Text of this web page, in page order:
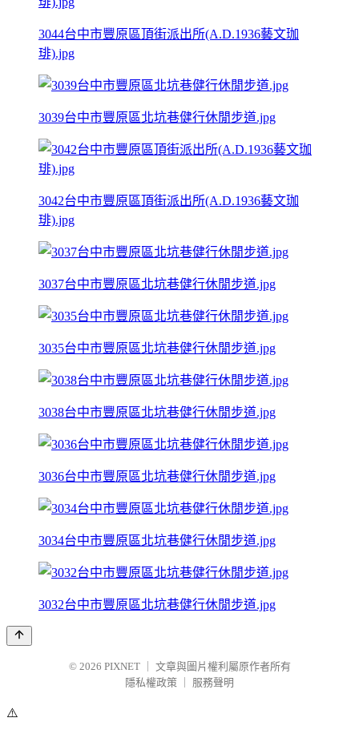
3044台中市豐原區頂街派出所(A.D.1936藝文珈
琲).jpg
3039台中市豐原區北坑巷健行休閒步道.jpg
3042台中市豐原區頂街派出所(A.D.1936藝文珈
琲).jpg
3037台中市豐原區北坑巷健行休閒步道.jpg
3035台中市豐原區北坑巷健行休閒步道.jpg
3038台中市豐原區北坑巷健行休閒步道.jpg
3036台中市豐原區北坑巷健行休閒步道.jpg
3034台中市豐原區北坑巷健行休閒步道.jpg
3032台中市豐原區北坑巷健行休閒步道.jpg
© 2026 PIXNET
文章與圖片權利屬原作者所有
隱私權政策
服務聲明
⚠️